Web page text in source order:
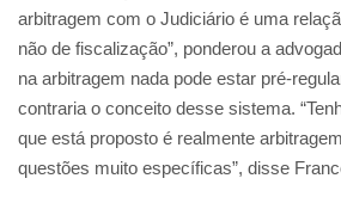
arbitragem com o Judiciário é uma
não de fiscalização”, ponderou a
na arbitragem nada pode estar pré-
contraria o conceito desse sistema.
que está proposto é realmente
questões muito específicas”, disse